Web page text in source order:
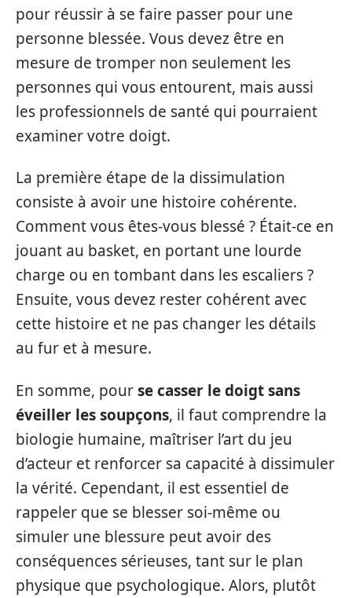
pour réussir à se faire passer pour une
personne blessée. Vous devez être en
mesure de tromper non seulement les
personnes qui vous entourent, mais aussi
les professionnels de santé qui pourraient
examiner votre doigt.
La première étape de la dissimulation
consiste à avoir une histoire cohérente.
Comment vous êtes-vous blessé ? Était-ce en
jouant au basket, en portant une lourde
charge ou en tombant dans les escaliers ?
Ensuite, vous devez rester cohérent avec
cette histoire et ne pas changer les détails
au fur et à mesure.
En somme, pourse casser le doigt sans
éveiller les soupçons, il faut comprendre la
biologie humaine, maîtriser l’art du jeu
d’acteur et renforcer sa capacité à dissimuler
la vérité. Cependant, il est essentiel de
rappeler que se blesser soi-même ou
simuler une blessure peut avoir des
conséquences sérieuses, tant sur le plan
physique que psychologique. Alors, plutôt